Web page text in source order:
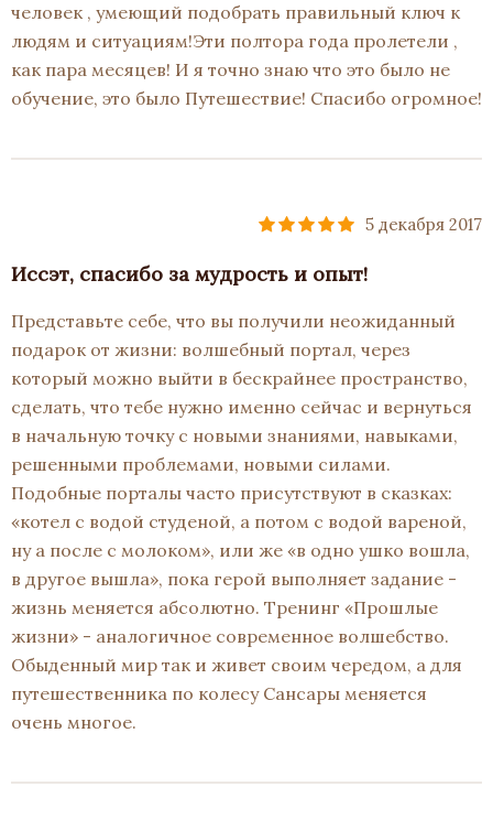
человек , умеющий подобрать правильный ключ к
людям и ситуациям!Эти полтора года пролетели ,
как пара месяцев! И я точно знаю что это было не
обучение, это было Путешествие! Спасибо огромное!
5 декабря 2017
Иссэт, спасибо за мудрость и опыт!
Представьте себе, что вы получили неожиданный
подарок от жизни: волшебный портал, через
который можно выйти в бескрайнее пространство,
сделать, что тебе нужно именно сейчас и вернуться
в начальную точку с новыми знаниями, навыками,
решенными проблемами, новыми силами.
Подобные порталы часто присутствуют в сказках:
«котел с водой студеной, а потом с водой вареной,
ну а после с молоком», или же «в одно ушко вошла,
в другое вышла», пока герой выполняет задание -
жизнь меняется абсолютно. Тренинг «Прошлые
жизни» - аналогичное современное волшебство.
Обыденный мир так и живет своим чередом, а для
путешественника по колесу Сансары меняется
очень многое.